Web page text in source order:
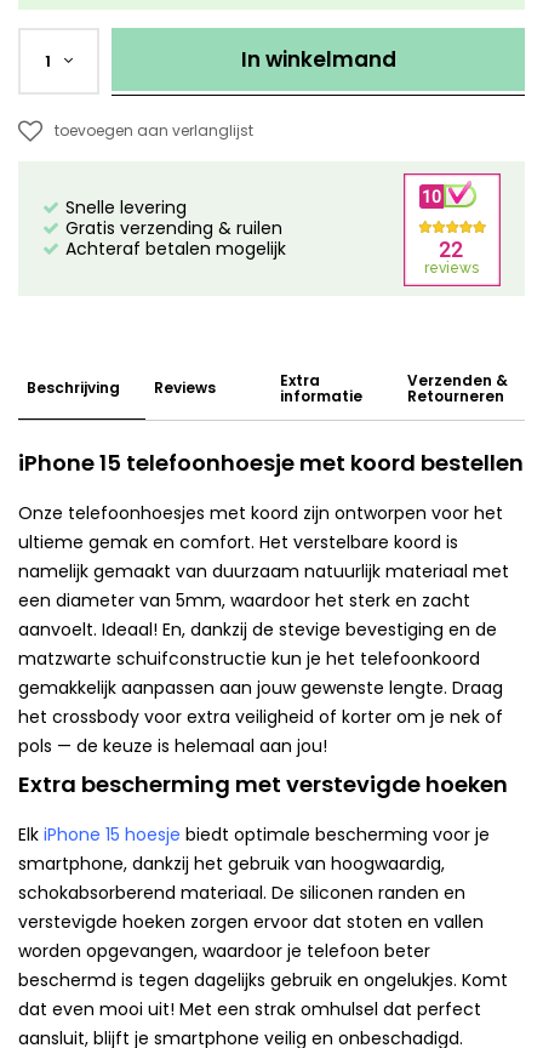
1 In winkelmand
toevoegen aan verlanglijst
Snelle levering
Gratis verzending & ruilen
Achteraf betalen mogelijk
Beschrijving Reviews Extra
informatie
Verzenden &
Retourneren
iPhone 15 telefoonhoesje met koord bestellen
Onze telefoonhoesjes met koord zijn ontworpen voor het
ultieme gemak en comfort. Het verstelbare koord is
namelijk gemaakt van duurzaam natuurlijk materiaal met
een diameter van 5mm, waardoor het sterk en zacht
aanvoelt. Ideaal! En, dankzij de stevige bevestiging en de
matzwarte schuifconstructie kun je het telefoonkoord
gemakkelijk aanpassen aan jouw gewenste lengte. Draag
het crossbody voor extra veiligheid of korter om je nek of
pols — de keuze is helemaal aan jou!
Extra bescherming met verstevigde hoeken
Elk iPhone 15 hoesje biedt optimale bescherming voor je
smartphone, dankzij het gebruik van hoogwaardig,
schokabsorberend materiaal. De siliconen randen en
verstevigde hoeken zorgen ervoor dat stoten en vallen
worden opgevangen, waardoor je telefoon beter
beschermd is tegen dagelijks gebruik en ongelukjes. Komt
dat even mooi uit! Met een strak omhulsel dat perfect
aansluit, blijft je smartphone veilig en onbeschadigd.